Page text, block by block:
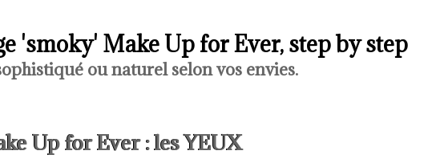
'smoky' Make Up for Ever, step by step
ou naturel selon vos envies.
Up for Ever : les YEUX